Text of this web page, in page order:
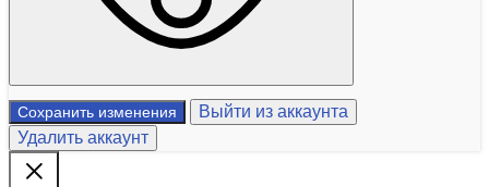
Сохранить изменения
Выйти из аккаунта
Удалить аккаунт